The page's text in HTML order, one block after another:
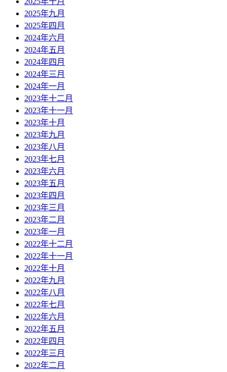
2025年九月
2025年四月
2024年六月
2024年五月
2024年四月
2024年三月
2024年一月
2023年十二月
2023年十一月
2023年十月
2023年九月
2023年八月
2023年七月
2023年六月
2023年五月
2023年四月
2023年三月
2023年二月
2023年一月
2022年十二月
2022年十一月
2022年十月
2022年九月
2022年八月
2022年七月
2022年六月
2022年五月
2022年四月
2022年三月
2022年二月